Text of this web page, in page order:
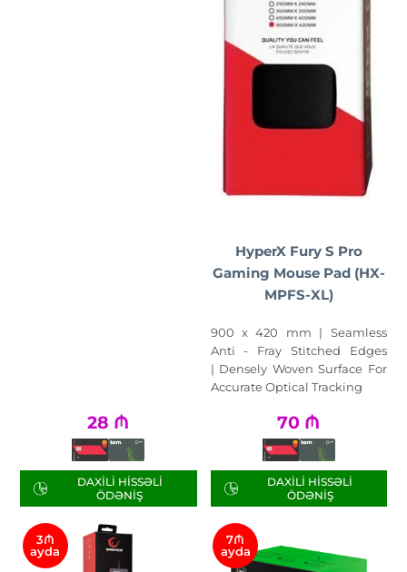
28 ₼
DAXILI HISSƏLI
ÖDƏNIŞ
HyperX Fury S Pro
Gaming Mouse Pad (HX-
MPFS-XL)
900 x 420 mm | Seamless
Anti - Fray Stitched Edges
| Densely Woven Surface For
Accurate Optical Tracking
70 ₼
DAXILI HISSƏLI
ÖDƏNIŞ
3₼
ayda
7₼
ayda